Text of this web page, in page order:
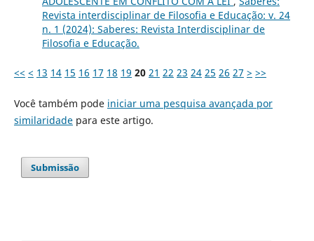
Revista interdisciplinar de Filosofia e Educação: v. 24
n. 1 (2024): Saberes: Revista Interdisciplinar de
Filosofia e Educação.
<< < 13 14 15 16 17 18 19 20 21 22 23 24 25 26 27 > >>
Você também pode iniciar uma pesquisa avançada por
similaridadepara este artigo.
Submissão